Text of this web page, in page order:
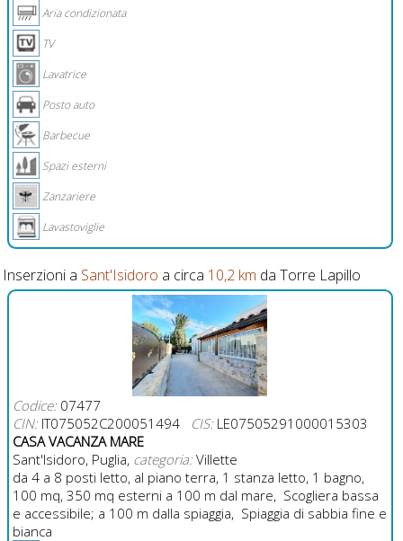
Aria condizionata
TV
Lavatrice
Posto auto
Barbecue
Spazi esterni
Zanzariere
Lavastoviglie
Inserzioni a Sant'Isidoro a circa 10,2 km da Torre Lapillo
Codice:07477
CIN:IT075052C200051494 CIS:LE07505291000015303
CASA VACANZA MARE
Sant'Isidoro, Puglia, categoria:Villette
da 4 a 8 posti letto, al piano terra, 1 stanza letto, 1 bagno,
100 mq, 350 mq esterni a 100 m dal mare, Scogliera bassa
e accessibile; a 100 m dalla spiaggia, Spiaggia di sabbia fine e
bianca